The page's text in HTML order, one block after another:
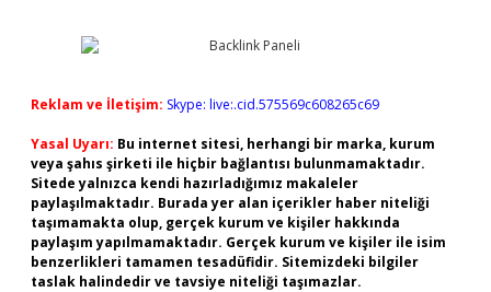
Reklam ve İletişim: Skype: live:.cid.575569c608265c69
Yasal Uyarı: Bu internet sitesi, herhangi bir marka, kurum
veya şahıs şirketi ile hiçbir bağlantısı bulunmamaktadır.
Sitede yalnızca kendi hazırladığımız makaleler
paylaşılmaktadır. Burada yer alan içerikler haber niteliği
taşımamakta olup, gerçek kurum ve kişiler hakkında
paylaşım yapılmamaktadır. Gerçek kurum ve kişiler ile isim
benzerlikleri tamamen tesadüfidir. Sitemizdeki bilgiler
taslak halindedir ve tavsiye niteliği taşımazlar.